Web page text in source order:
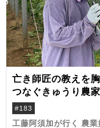
亡き師匠の教えを
つなぐきゅうり農家
#183
工藤阿須加が行く 農